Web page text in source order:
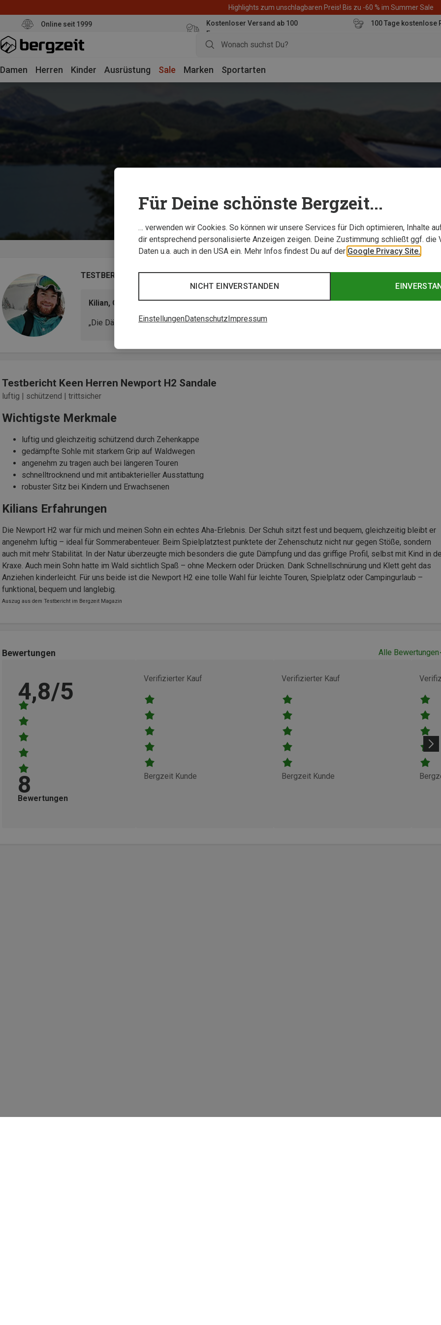
Highlights zum unschlagbaren Preis! Bis zu -60 % im Summer Sale
Online seit 1999
Kostenloser Versand ab 100
Euro
100 Tage kostenlose
Damen Herren Kinder Ausrüstung Sale Marken Sportarten
TESTBERICHT
Kilian, Outdoor-Papa & Produkttester
„Die Dämpfung und das Sohlenprofil überzeugen voll“
Testbericht Keen Herren Newport H2 Sandale
luftig | schützend | trittsicher
Wichtigste Merkmale
luftig und gleichzeitig schützend durch Zehenkappe
gedämpfte Sohle mit starkem Grip auf Waldwegen
angenehm zu tragen auch bei längeren Touren
schnelltrocknend und mit antibakterieller Ausstattung
robuster Sitz bei Kindern und Erwachsenen
Kilians Erfahrungen
Die Newport H2 war für mich und meinen Sohn ein echtes Aha-Erlebnis. Der Schuh sitzt fest und bequem, gleichzeitig bleibt er
angenehm luftig – ideal für Sommerabenteuer. Beim Spielplatztest punktete der Zehenschutz nicht nur gegen Stöße, sondern
auch mit mehr Stabilität. In der Natur überzeugte mich besonders die gute Dämpfung und das griffige Profil, selbst mit Kind in
Kraxe. Auch mein Sohn hatte im Wald sichtlich Spaß – ohne Meckern oder Drücken. Dank Schnellschnürung und Klett geht das
Anziehen kinderleicht. Für uns beide ist die Newport H2 eine tolle Wahl für leichte Touren, Spielplatz oder Campingurlaub –
funktional, bequem und langlebig.
Auszug aus dem Testbericht im Bergzeit Magazin
Alle Bewertungen
Bewertungen
4,8/5
8
Bewertungen
Bergzeit Kunde
Verifizierter Kauf
Bergzeit Kunde
Verifizierter Kauf
Für Deine schönste Bergzeit...
… verwenden wir Cookies. So können wir unsere Services für Dich optimieren, Inhalte
dir entsprechend personalisierte Anzeigen zeigen. Deine Zustimmung schließt ggf. die
Daten u.a. auch in den USA ein. Mehr Infos findest Du auf der Google Privacy Site.
NICHT EINVERSTANDEN
EinstellungenDatenschutzImpressum